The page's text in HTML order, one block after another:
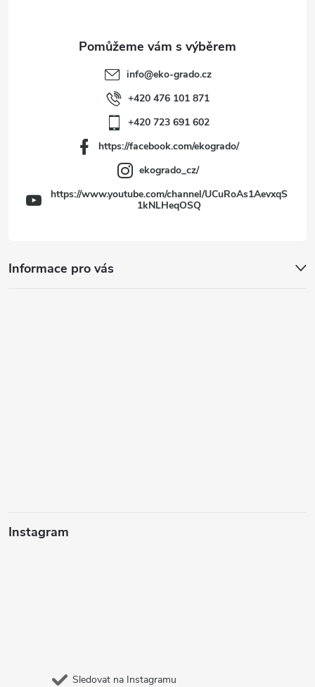
Informace pro vás
info@eko-grado.cz
+420 476 101 871
+420 723 691 602
https://facebook.com/ekogrado/
ekogrado_cz/
https://www.youtube.com/channel/UCuRoAs1AevxqS
1kNLHeqOSQ
Instagram
Sledovat na Instagramu